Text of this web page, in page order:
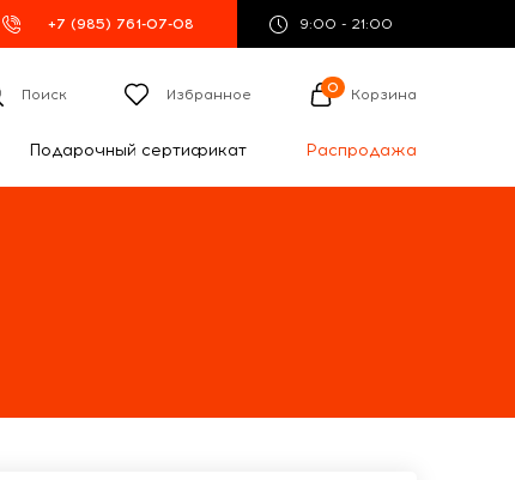
+7 (985) 761-07-08 9:00 - 21:00
Поиск Избранное 0 Корзина
Подарочный сертификат Распродажа